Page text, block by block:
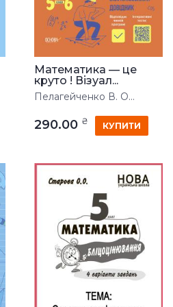
Математика — це
круто ! Візуал...
Пелагейченко В. О...
290.00 ₴ КУПИТИ